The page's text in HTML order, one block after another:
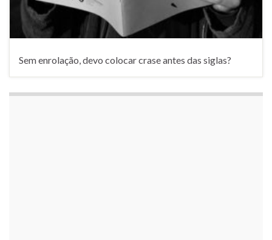
Sem enrolação, devo colocar crase antes das siglas?